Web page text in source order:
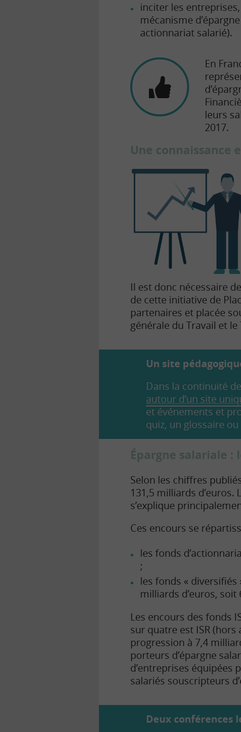
inciter les
mécanisme
actionnariat salarié).
En
leurs
2017.
Une connaissance
Il est donc nécessaire
de cette initiative de
partenaires et placée
générale du Travail et le
Un site
Dans la continuité
autour d’un site
et événements et
quiz, un glossaire
Épargne salariale :
Selon les chiffres
131,5 milliards
s’explique
Ces encours se
les fonds
;
les fonds «
milliards d’euros, soit
Les encours des fonds
sur quatre est ISR
progression à 7,4
porteurs d’épargne
d’entreprises équipées
salariés souscripteurs
Deux conférences